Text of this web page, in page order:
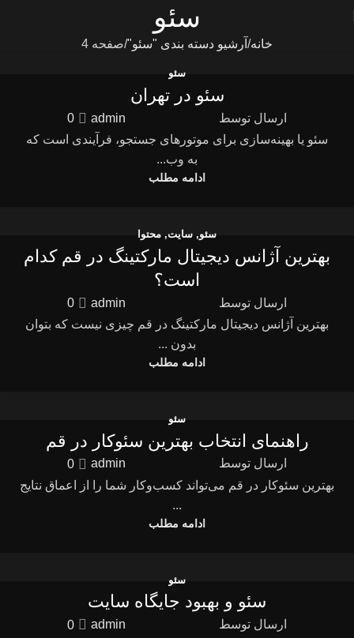
سئو
خانه آرشیو دسته بندی "سئو" صفحه 4
سئو
سئو در تهران
ارسال توسط admin
0
سئو یا بهینه‌سازی برای موتورهای جستجو، فرآیندی است که
به وب‌...
ادامه مطلب
سئو, سایت, محتوا
بهترین آژانس دیجیتال مارکتینگ در قم کدام
است؟
ارسال توسط admin
0
بهترین آژانس دیجیتال مارکتینگ در قم چیزی نیست که بتوان
بدون ...
ادامه مطلب
سئو
راهنمای انتخاب بهترین سئوکار در قم
ارسال توسط admin
0
بهترین سئوکار در قم می‌تواند کسب‌وکار شما را از اعماق نتایج
...
ادامه مطلب
سئو
سئو و بهبود جایگاه سایت
ارسال توسط admin
0